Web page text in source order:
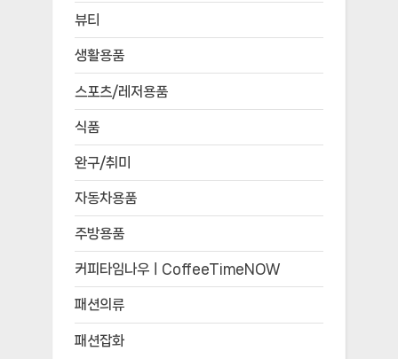
뷰티
생활용품
스포츠/레저용품
식품
완구/취미
자동차용품
주방용품
커피타임나우ㅣCoffeeTimeNOW
패션의류
패션잡화